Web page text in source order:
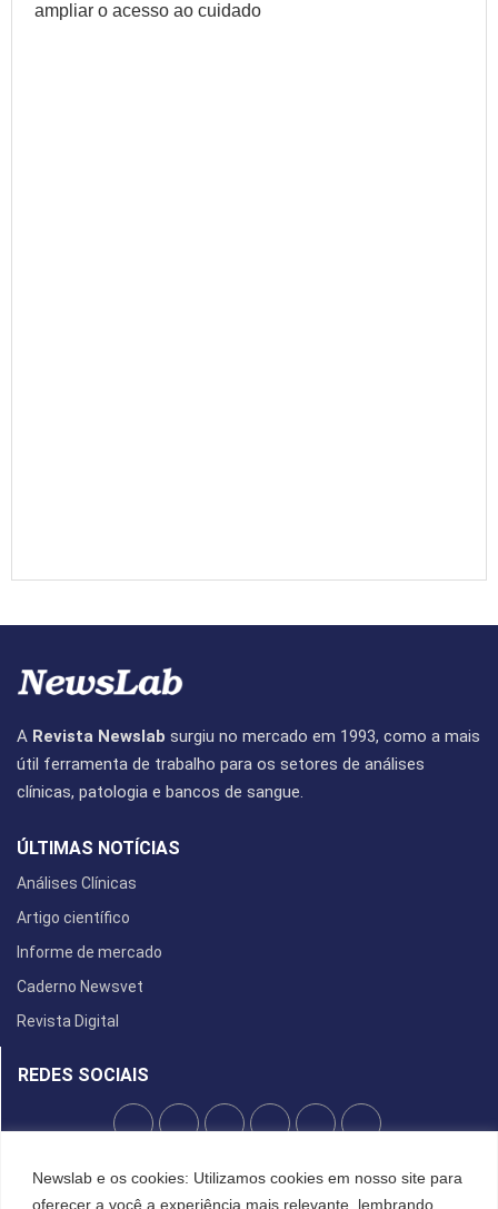
Newslab e os cookies: Utilizamos cookies em nosso site para
oferecer a você a experiência mais relevante, lembrando
ampliar o acesso ao cuidado
A Revista Newslab surgiu no mercado em 1993, como a mais
útil ferramenta de trabalho para os setores de análises
clínicas, patologia e bancos de sangue.
ÚLTIMAS NOTÍCIAS
Análises Clínicas
Artigo científico
Informe de mercado
Caderno Newsvet
Revista Digital
REDES SOCIAIS
POLÍTICA DE PRIVACIDADE